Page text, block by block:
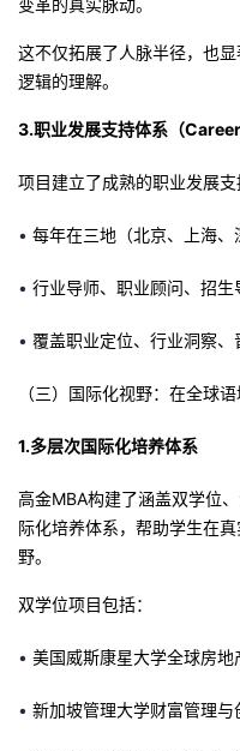
变革的真实脉动。
这不仅拓展了人脉半径，也
逻辑的理解。
3.职业发展支持体系（Career
项目建立了成熟的职业发展支
• 每年在三地 （北京、上海、
• 行业导师、职业顾问、招生
• 覆盖职业定位、行业洞察、
（三）国际化视野：在全球
1.多层次国际化培养体系
高金MBA构建了涵盖双学位
际化培养体系，帮助学生在
野。
双学位项目包括：
• 美国威斯康星大学全球房地
• 新加坡管理大学财富管理与